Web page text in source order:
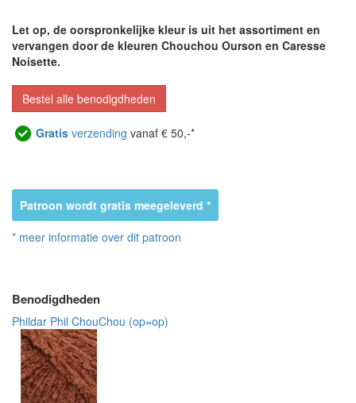
Let op, de oorspronkelijke kleur is uit het assortiment en
vervangen door de kleuren Chouchou Ourson en Caresse
Noisette.
Bestel alle benodigdheden
Gratis verzending vanaf € 50,-*
Patroon wordt gratis meegeleverd *
* meer informatie over dit patroon
Benodigdheden
Phildar Phil ChouChou (op=op)